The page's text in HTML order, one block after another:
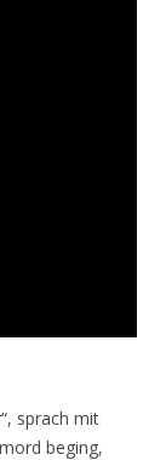
sprach mit
beging,